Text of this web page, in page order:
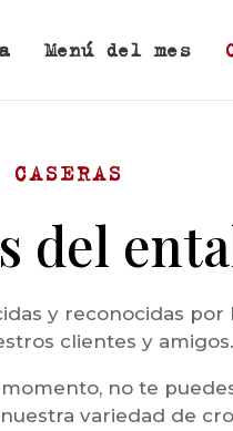
Menú del mes
CASERAS
del
y reconocidas por
clientes y amigos.
no te
variedad de